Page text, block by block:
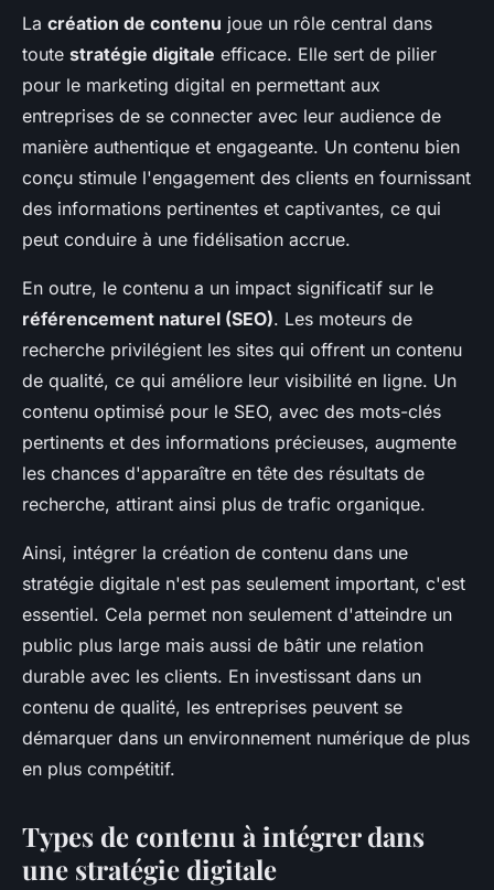
La création de contenu joue un rôle central dans
toute stratégie digitale efficace. Elle sert de pilier
pour le marketing digital en permettant aux
entreprises de se connecter avec leur audience de
manière authentique et engageante. Un contenu bien
conçu stimule l'engagement des clients en fournissant
des informations pertinentes et captivantes, ce qui
peut conduire à une fidélisation accrue.
En outre, le contenu a un impact significatif sur le
référencement naturel (SEO). Les moteurs de
recherche privilégient les sites qui offrent un contenu
de qualité, ce qui améliore leur visibilité en ligne. Un
contenu optimisé pour le SEO, avec des mots-clés
pertinents et des informations précieuses, augmente
les chances d'apparaître en tête des résultats de
recherche, attirant ainsi plus de trafic organique.
Ainsi, intégrer la création de contenu dans une
stratégie digitale n'est pas seulement important, c'est
essentiel. Cela permet non seulement d'atteindre un
public plus large mais aussi de bâtir une relation
durable avec les clients. En investissant dans un
contenu de qualité, les entreprises peuvent se
démarquer dans un environnement numérique de plus
en plus compétitif.
Types de contenu à intégrer dans
une stratégie digitale